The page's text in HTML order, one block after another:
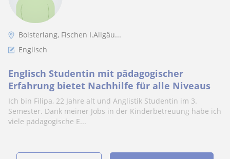
Bolsterlang, Fischen I.Allgäu...
Englisch
Englisch Studentin mit pädagogischer
Erfahrung bietet Nachhilfe für alle Niveaus
Ich bin Filipa, 22 Jahre alt und Anglistik Studentin im 3.
Semester. Dank meiner Jobs in der Kinderbetreuung habe ich
viele pädagogische E...